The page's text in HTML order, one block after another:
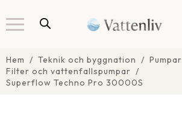
Hem Teknik och byggnation
Pumpar
Filter och vattenfallspumpar
Superflow Techno Pro 30000S